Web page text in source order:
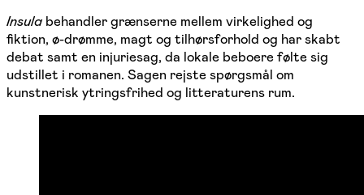
Insula behandler grænserne mellem virkelighed og
fiktion, ø-drømme, magt og tilhørsforhold og har skabt
debat samt en injuriesag, da lokale beboere følte sig
udstillet i romanen. Sagen rejste spørgsmål om
kunstnerisk ytringsfrihed og litteraturens rum.